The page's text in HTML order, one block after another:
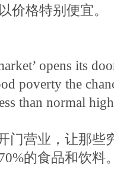
价格特别便宜。
opens its
poverty the
than normal
门营业，让那些
的食品和饮料